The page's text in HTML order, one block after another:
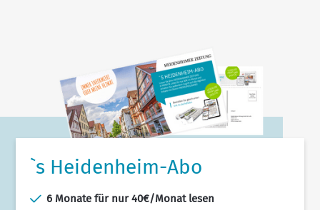
`s Heidenheim-Abo
6 Monate für nur 40€/Monat lesen